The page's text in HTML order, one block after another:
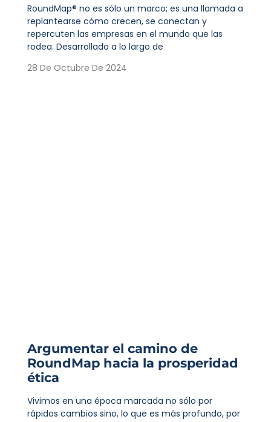
RoundMap® no es sólo un marco; es una llamada a
replantearse cómo crecen, se conectan y
repercuten las empresas en el mundo que las
rodea. Desarrollado a lo largo de
28 De Octubre De 2024
Argumentar el camino de
RoundMap hacia la prosperidad
ética
Vivimos en una época marcada no sólo por
rápidos cambios sino, lo que es más profundo, por